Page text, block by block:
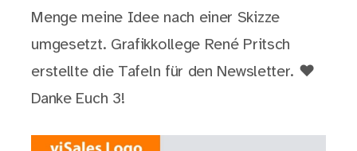
Menge meine Idee nach einer Skizze
umgesetzt. Grafikkollege René Pritsch
erstellte die Tafeln für den Newsletter. ❤️
Danke Euch 3!